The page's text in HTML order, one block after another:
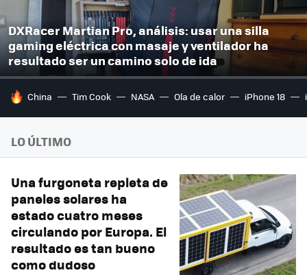
DXRacer Martian Pro, análisis: usar una silla
gaming eléctrica con masaje y ventilador ha
resultado ser un camino solo de ida
HOY SE HABLA DE
China Tim Cook NASA Ola de calor iPhone 18
LO ÚLTIMO
Una furgoneta repleta de
paneles solares ha
estado cuatro meses
circulando por Europa. El
resultado es tan bueno
como dudoso